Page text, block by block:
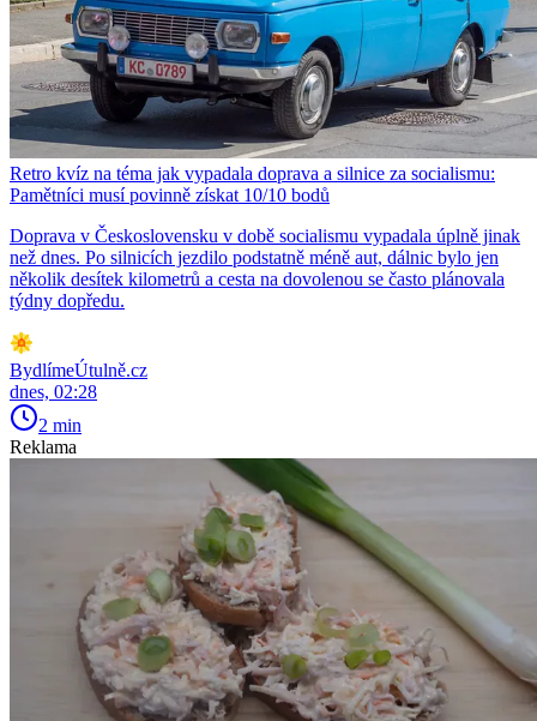
Retro kvíz na téma jak vypadala doprava a silnice za socialismu:
Pamětníci musí povinně získat 10/10 bodů
Doprava v Československu v době socialismu vypadala úplně jinak
než dnes. Po silnicích jezdilo podstatně méně aut, dálnic bylo jen
několik desítek kilometrů a cesta na dovolenou se často plánovala
týdny dopředu.
BydlímeÚtulně.cz
dnes, 02:28
2 min
Reklama